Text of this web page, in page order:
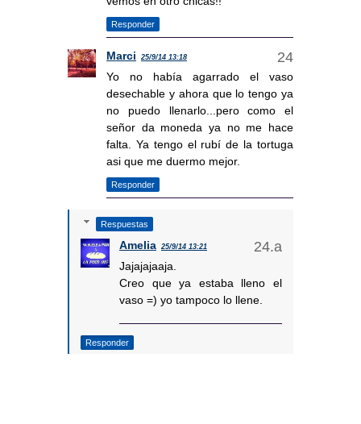
Responder
Marci 25/9/14 13:18
Yo no había agarrado el vaso
desechable y ahora que lo tengo ya
no puedo llenarlo...pero como el
señor da moneda ya no me hace
falta. Ya tengo el rubí de la tortuga
asi que me duermo mejor.
Responder
Respuestas
Amelia 25/9/14 13:21
Jajajajaaja.
Creo que ya estaba lleno el
vaso =) yo tampoco lo llene.
Responder